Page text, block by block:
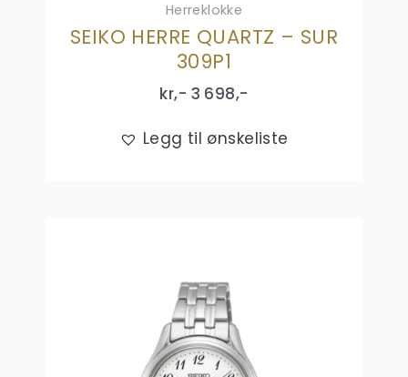
Herreklokke
SEIKO HERRE QUARTZ – SUR
309P1
kr,- 3 698,-
Legg til ønskeliste